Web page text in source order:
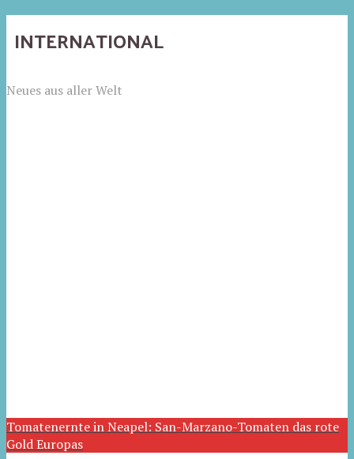
INTERNATIONAL
Neues aus aller Welt
Tomatenernte in Neapel: San-Marzano-Tomaten das rote
Gold Europas